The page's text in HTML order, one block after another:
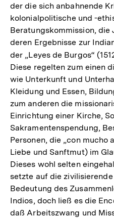
der die sich anbahnende
kolonialpolitische und -
Beratungskommission, die
deren Ergebnisse zur
der „Leyes de Burgos“
Diese regelten zum einen
wie Unterkunft und
Kleidung und Essen,
zum anderen die
Einrichtung einer Kirche,
Sakramentenspendung,
Personen, die „con mucho
Liebe und Sanftmut) im
Dieses wohl selten
setzte auf die
Bedeutung des
Indios, doch ließ es die
daß Arbeitszwang und